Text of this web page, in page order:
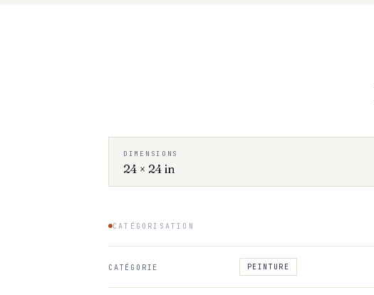
DIMENSIONS
24 × 24 in
CATÉGORISATION
CATÉGORIE PEINTURE